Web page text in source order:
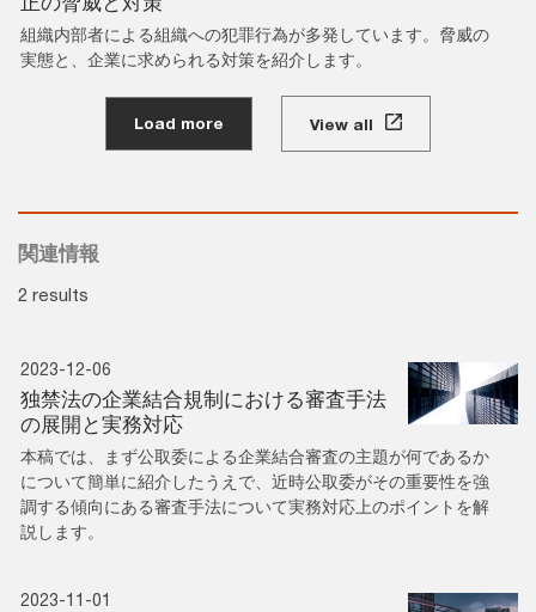
組織内部者による組織への犯罪行為が多発しています。脅威の
実態と、企業に求められる対策を紹介します。
Load more View all
関連情報
2 results
2023-12-06
独禁法の企業結合規制における審査手法
の展開と実務対応
本稿では、まず公取委による企業結合審査の主題が何であるか
について簡単に紹介したうえで、近時公取委がその重要性を強
調する傾向にある審査手法について実務対応上のポイントを解
説します。
2023-11-01